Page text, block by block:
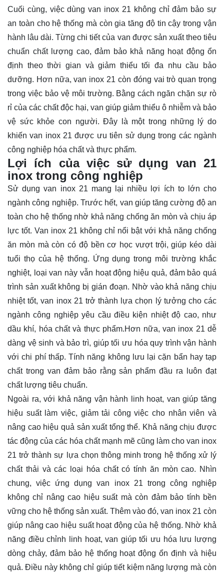
Cuối cùng, việc dùng van inox 21 không chỉ đảm bảo sự
an toàn cho hệ thống mà còn gia tăng độ tin cậy trong vận
hành lâu dài. Từng chi tiết của van được sản xuất theo tiêu
chuẩn chất lượng cao, đảm bảo khả năng hoạt động ổn
định theo thời gian và giảm thiểu tối đa nhu cầu bảo
dưỡng. Hơn nữa, van inox 21 còn đóng vai trò quan trọng
trong việc bảo vệ môi trường. Bằng cách ngăn chặn sự rò
rỉ của các chất độc hại, van giúp giảm thiểu ô nhiễm và bảo
vệ sức khỏe con người. Đây là một trong những lý do
khiến van inox 21 được ưu tiên sử dụng trong các ngành
công nghiệp hóa chất và thực phẩm.
Lợi ích của việc sử dụng van 21
inox trong công nghiệp
Sử dụng van inox 21 mang lại nhiều lợi ích to lớn cho
ngành công nghiệp. Trước hết, van giúp tăng cường độ an
toàn cho hệ thống nhờ khả năng chống ăn mòn và chịu áp
lực tốt. Van inox 21 không chỉ nổi bật với khả năng chống
ăn mòn mà còn có độ bền cơ học vượt trội, giúp kéo dài
tuổi thọ của hệ thống. Ứng dụng trong môi trường khắc
nghiệt, loại van này vẫn hoạt động hiệu quả, đảm bảo quá
trình sản xuất không bị gián đoạn. Nhờ vào khả năng chịu
nhiệt tốt, van inox 21 trở thành lựa chọn lý tưởng cho các
ngành công nghiệp yêu cầu điều kiện nhiệt độ cao, như
dầu khí, hóa chất và thực phẩm.Hơn nữa, van inox 21 dễ
dàng vệ sinh và bảo trì, giúp tối ưu hóa quy trình vận hành
với chi phí thấp. Tính năng không lưu lại cặn bẩn hay tạp
chất trong van đảm bảo rằng sản phẩm đầu ra luôn đạt
chất lượng tiêu chuẩn.
Ngoài ra, với khả năng vận hành linh hoạt, van giúp tăng
hiệu suất làm việc, giảm tải công việc cho nhân viên và
nâng cao hiệu quả sản xuất tổng thể. Khả năng chịu được
tác động của các hóa chất mạnh mẽ cũng làm cho van inox
21 trở thành sự lựa chọn thông minh trong hệ thống xử lý
chất thải và các loại hóa chất có tính ăn mòn cao. Nhìn
chung, việc ứng dụng van inox 21 trong công nghiệp
không chỉ nâng cao hiệu suất mà còn đảm bảo tính bền
vững cho hệ thống sản xuất. Thêm vào đó, van inox 21 còn
giúp nâng cao hiệu suất hoạt động của hệ thống. Nhờ khả
năng điều chỉnh linh hoạt, van giúp tối ưu hóa lưu lượng
dòng chảy, đảm bảo hệ thống hoạt động ổn định và hiệu
quả. Điều này không chỉ giúp tiết kiệm năng lượng mà còn